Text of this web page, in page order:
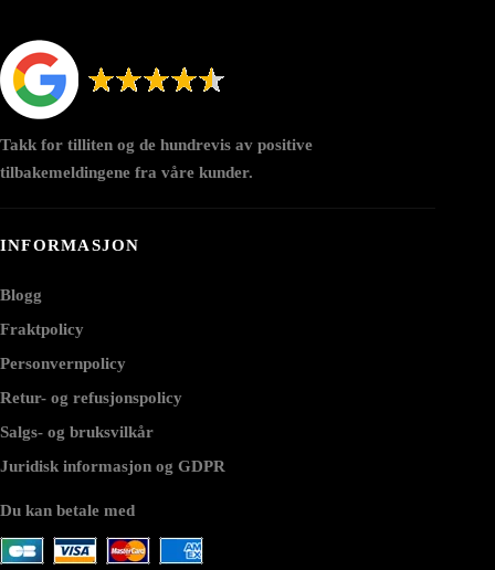
Takk for tilliten og de hundrevis av positive
tilbakemeldingene fra våre kunder.
INFORMASJON
Blogg
Fraktpolicy
Personvernpolicy
Retur- og refusjonspolicy
Salgs- og bruksvilkår
Juridisk informasjon og GDPR
Du kan betale med